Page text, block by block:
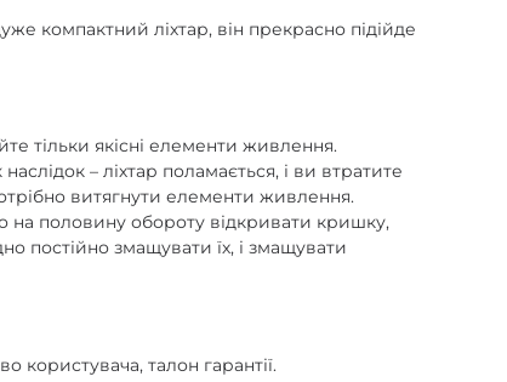
компактний ліхтар, він прекрасно підійде
тільки якісні елементи живлення.
– ліхтар поламається, і ви втратите
витягнути елементи живлення.
на половину обороту відкривати кришку,
постійно змащувати їх, і змащувати
користувача, талон гарантії.